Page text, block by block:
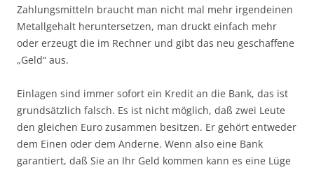
Zahlungsmitteln braucht man nicht mal mehr irgendeinen
Metallgehalt heruntersetzen, man druckt einfach mehr
oder erzeugt die im Rechner und gibt das neu geschaffene
„Geld“ aus.
Einlagen sind immer sofort ein Kredit an die Bank, das ist
grundsätzlich falsch. Es ist nicht möglich, daß zwei Leute
den gleichen Euro zusammen besitzen. Er gehört entweder
dem Einen oder dem Anderne. Wenn also eine Bank
garantiert, daß Sie an Ihr Geld kommen kann es eine Lüge